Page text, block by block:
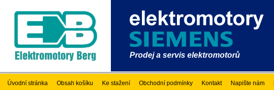
Prodej a servis elektromotorů
Úvodní stránka Obsah košíku Ke stažení Obchodní podmínky Kontakt Napište nám